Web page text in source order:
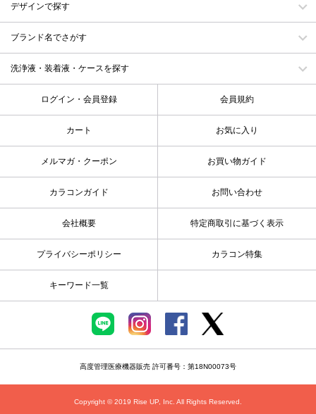
デザインで探す
ブランド名でさがす
洗浄液・装着液・ケースを探す
ログイン・会員登録 会員規約
カート お気に入り
メルマガ・クーポン お買い物ガイド
カラコンガイド お問い合わせ
会社概要 特定商取引に基づく表示
プライバシーポリシー カラコン特集
キーワード一覧
高度管理医療機器販売 許可番号：第18N00073号
Copyright © 2019 Rise UP, Inc. All Rights Reserved.